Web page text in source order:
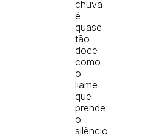
chuva
é
quase
tão
doce
como
o
liame
que
prende
o
silêncio